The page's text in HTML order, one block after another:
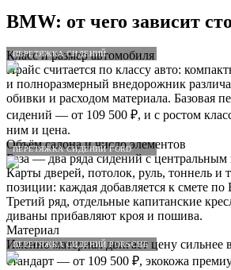
ПЕРЕТЯЖКА СИДЕНИЙ
ПЕРЕТЯЖКА СИДЕНИЙ FORD
ПЕРЕТЯЖКА СИДЕНИЙ PORSCHE
BMW: от чего зависит
Класс и размер автомобиля
Прайс считается по классу авто:
и полноразмерный внедорожник
обивки и расходом материала. Базовая
сидений — от 109 500 ₽, и с ростом
ним и цена.
Объём салона и число элементов
База — два ряда сидений с центральным
Карты дверей, потолок, руль, тоннель и
позиции: каждая добавляется к смете
Третий ряд, отдельные капитанские
диваны прибавляют кроя и пошива.
Материал
Именно материал двигает цену сильнее
стандарт — от 109 500 ₽, экокожа